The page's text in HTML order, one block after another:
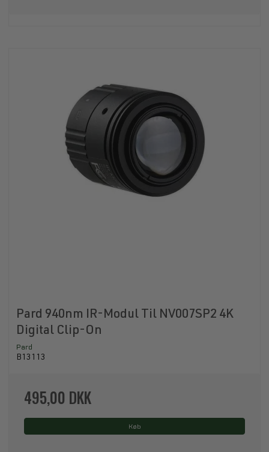
Pard 940nm IR-Modul Til NV007SP2 4K
Digital Clip-On
Pard
B13113
495,00 DKK
Køb